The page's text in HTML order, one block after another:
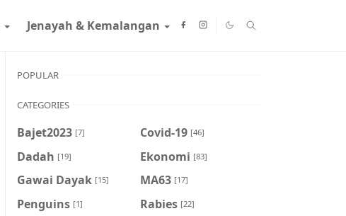
Jenayah & Kemalangan
POPULAR
CATEGORIES
Bajet2023 [7] Covid-19 [46]
Dadah [19] Ekonomi [83]
Gawai Dayak [15] MA63 [17]
Penguins [1] Rabies [22]